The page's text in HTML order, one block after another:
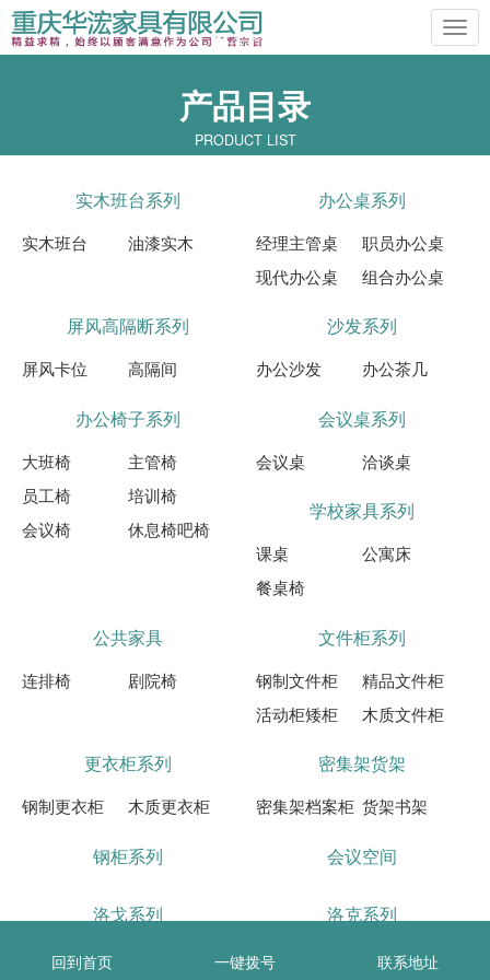
产品目录
PRODUCT LIST
实木班台系列
实木班台 油漆实木
办公桌系列
经理主管桌
职员办公桌
现代办公桌
组合办公桌
屏风高隔断系列
屏风卡位 高隔间
沙发系列
办公沙发 办公茶几
办公椅子系列
大班椅
主管椅
员工椅
培训椅
会议椅
休息椅吧椅
会议桌系列
会议桌 洽谈桌
学校家具系列
课桌
公寓床
餐桌椅
公共家具
连排椅 剧院椅
文件柜系列
钢制文件柜
精品文件柜
活动柜矮柜
木质文件柜
更衣柜系列
钢制更衣柜 木质更衣柜
密集架货架
密集架档案柜 货架书架
钢柜系列 会议空间
洛戈系列 洛克系列
洛利系列 洛纳系列
回到首页 一键拨号 联系地址